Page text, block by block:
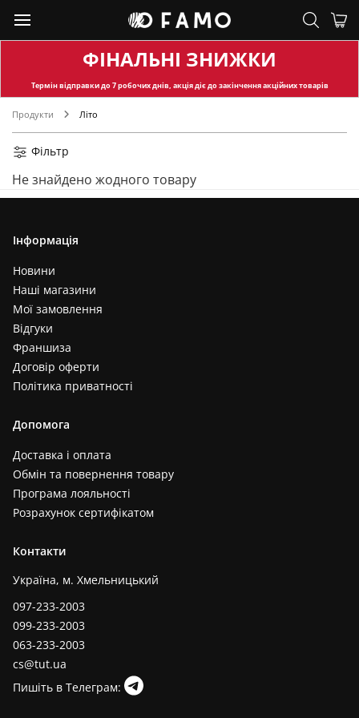
ФІНАЛЬНІ ЗНИЖКИ
Термін відправкидо 7 робочих днів, акція діє до закінчення акційних товарів
Продукти Літо
Фільтр
Не знайдено жодного товару
Інформація
Новини
Наші магазини
Мої замовлення
Відгуки
Франшиза
Договір оферти
Політика приватності
Допомога
Доставка і оплата
Обмін та повернення товару
Програма лояльності
Розрахунок сертифікатом
Контакти
Україна, м. Хмельницький
097-233-2003
099-233-2003
063-233-2003
cs@tut.ua
Пишіть в Телеграм: